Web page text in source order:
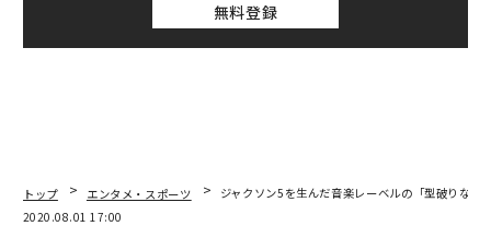
無料登録
トップ エンタメ・スポーツ
ジャクソン5を生んだ音楽レーベルの「型破りなヒ
2020.08.01 17:00